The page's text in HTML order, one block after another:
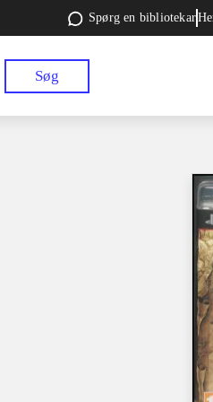
Spørg en bibliotekar
Søg